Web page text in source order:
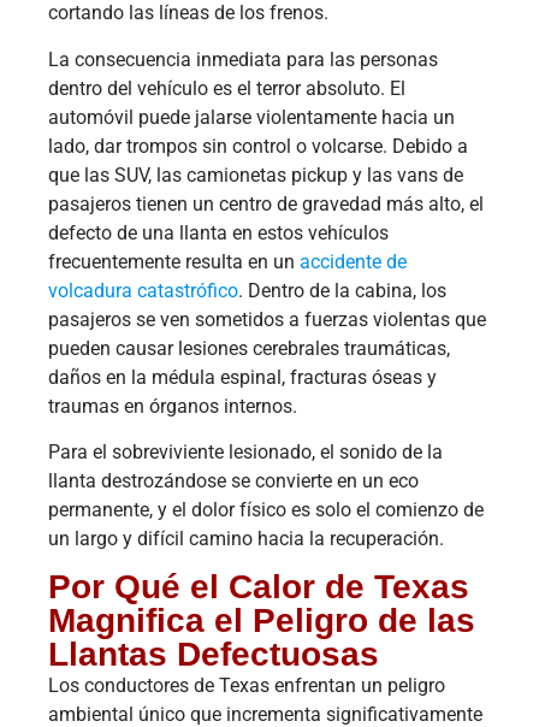
cortando las líneas de los frenos.
La consecuencia inmediata para las personas
dentro del vehículo es el terror absoluto. El
automóvil puede jalarse violentamente hacia un
lado, dar trompos sin control o volcarse. Debido a
que las SUV, las camionetas pickup y las vans de
pasajeros tienen un centro de gravedad más alto, el
defecto de una llanta en estos vehículos
frecuentemente resulta en un accidente de
volcadura catastrófico. Dentro de la cabina, los
pasajeros se ven sometidos a fuerzas violentas que
pueden causar lesiones cerebrales traumáticas,
daños en la médula espinal, fracturas óseas y
traumas en órganos internos.
Para el sobreviviente lesionado, el sonido de la
llanta destrozándose se convierte en un eco
permanente, y el dolor físico es solo el comienzo de
un largo y difícil camino hacia la recuperación.
Por Qué el Calor de Texas
Magnifica el Peligro de las
Llantas Defectuosas
Los conductores de Texas enfrentan un peligro
ambiental único que incrementa significativamente